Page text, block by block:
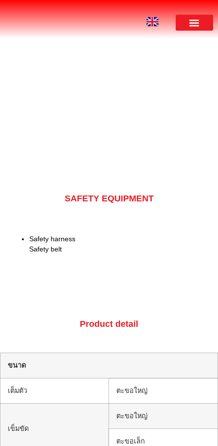
SAFETY EQUIPMENT
Safety harness
Safety belt
Product detail
ขนาด
เต็มตัว ตะขอใหญ่
เข็มขัด
ตะขอใหญ่
ตะขอเล็ก